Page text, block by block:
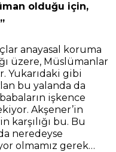
olduğu için,
anayasal koruma
üzere, Müslümanlar
Yukarıdaki gibi
bu yalanda da
işkence
Akşener’in
bu. Bu
neredeyse
olmamız gerek…